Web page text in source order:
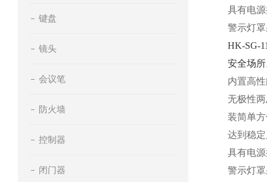
键盘
镜头
会议笔
防火墙
控制器
闭门器
具有电
警示灯
HK-SG-
安全场
内置高
无极性
装简单
达到稳
具有电
警示灯